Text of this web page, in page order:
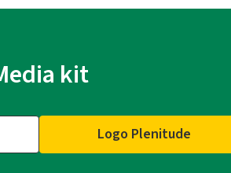
kit
Logo Plenitude